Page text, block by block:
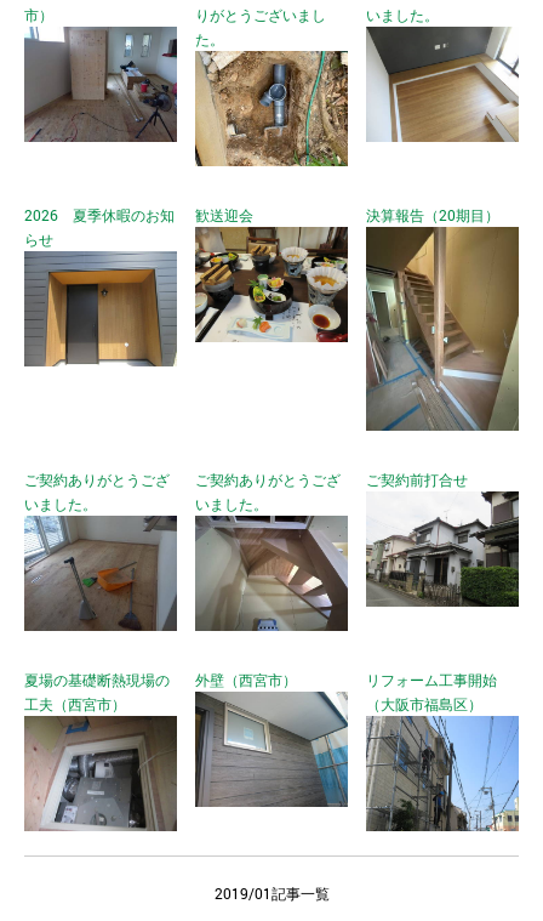
市）
りがとうございまし
た。
いました。
2026 夏季休暇のお知
らせ
歓送迎会 決算報告（20期目）
ご契約ありがとうござ
いました。
ご契約ありがとうござ
いました。
ご契約前打合せ
夏場の基礎断熱現場の
工夫（西宮市）
外壁（西宮市）
リフォーム工事開始
（大阪市福島区）
2019/01記事一覧